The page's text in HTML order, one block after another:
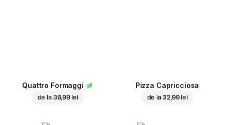
Quattro Formaggi
de la 36,99 lei
Pizza Capricciosa
de la 32,99 lei